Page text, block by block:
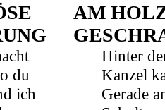
du
ich
AM
Hinter
Kanzel
Gerade